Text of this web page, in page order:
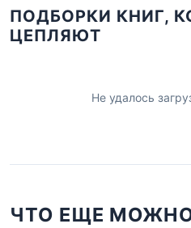
ПОДБОРКИ КНИГ,
ЦЕПЛЯЮТ
Не удалось
ЧТО ЕЩЕ